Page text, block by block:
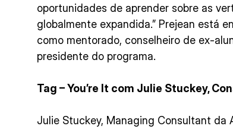
oportunidades de aprender sobre as
globalmente expandida.” Prejean está
como mentorado, conselheiro de ex-
presidente do programa.
Tag – You’re It com Julie Stuckey,
Julie Stuckey, Managing Consultant da